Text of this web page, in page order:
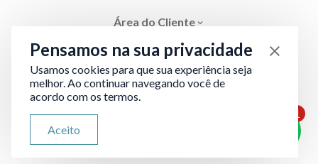
Área do Cliente
Área restrita 1
Pensamos na sua privacidade
Usamos cookies para que sua experiência seja
melhor. Ao continuar navegando você de
acordo com os termos.
Aceito